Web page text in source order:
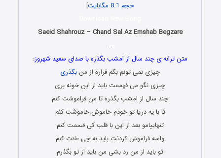
حجم 8.1 مگابایت
]
Saeid Shahrouz – Chand Sal Az Emshab Begzare
…
متن ترانه ی چند سال از امشب بگذره با صدای سعید شهروز:
چیزی نمی تونم بگم قراره از من بگذری
چیزی نگو می فهممت باید از این خونه بری
چند سال از امشب بگذره تا من فراموشت کنم
تا با یه دریا تو خودم خاموش خاموشت کنم
تنهاییامو بعد از این با قلب کی قسمت کنم
واسه فراموش کردنت باید به چی عادت کنم
تو باید از من رد بشی من باید از تو بگذرم